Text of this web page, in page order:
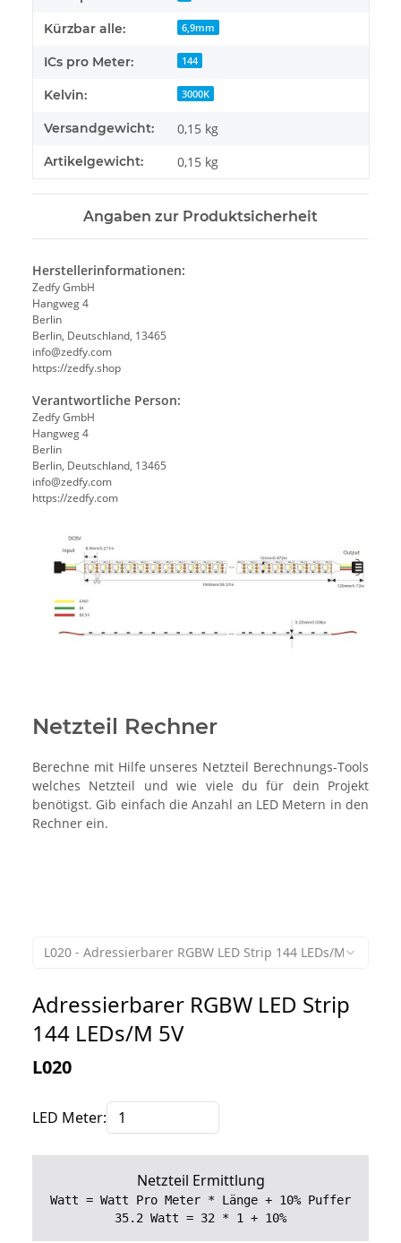
Kürzbar alle: 6,9mm
ICs pro Meter: 144
Kelvin: 3000K
Versandgewicht: 0,15 kg
Artikelgewicht: 0,15 kg
Angaben zur Produktsicherheit
Herstellerinformationen:
Zedfy GmbH
Hangweg 4
Berlin
Berlin, Deutschland, 13465
info@zedfy.com
https://zedfy.shop
Verantwortliche Person:
Zedfy GmbH
Hangweg 4
Berlin
Berlin, Deutschland, 13465
info@zedfy.com
https://zedfy.com
Netzteil Rechner
Berechne mit Hilfe unseres Netzteil Berechnungs-Tools
welches Netzteil und wie viele du für dein Projekt
benötigst. Gib einfach die Anzahl an LED Metern in den
Rechner ein.